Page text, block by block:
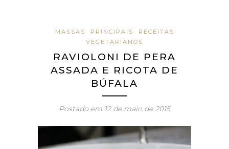
MASSAS PRINCIPAIS
RECEITAS
VEGETARIANOS
RAVIOLONI DE PERA
ASSADA E RICOTA DE
BÚFALA
Postado em 12 de maio de 2015